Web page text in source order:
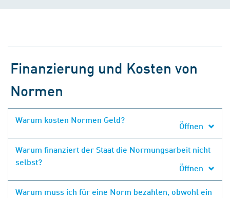
Finanzierung und Kosten von
Normen
Warum kosten Normen Geld?
Öffnen
Warum finanziert der Staat die Normungsarbeit nicht
selbst?
Öffnen
Warum muss ich für eine Norm bezahlen, obwohl ein